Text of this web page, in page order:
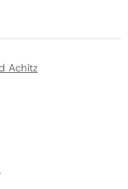
Achitz